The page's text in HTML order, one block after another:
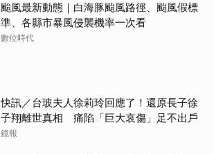
颱風最新動態｜白海豚颱風路徑、颱風假標
準、各縣市暴風侵襲機率一次看
數位時代
快訊／台玻夫人徐莉玲回應了！還原長子徐
子翔離世真相 痛陷「巨大哀傷」足不出戶
鏡報